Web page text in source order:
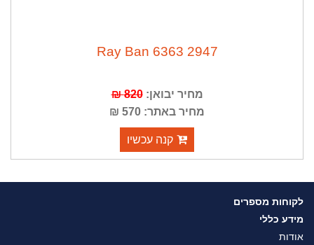
Ray Ban 6363 2947
מחיר יבואן:820 ₪
מחיר באתר: 570 ₪
קנה עכשיו
לקוחות מספרים
מידע כללי
אודות